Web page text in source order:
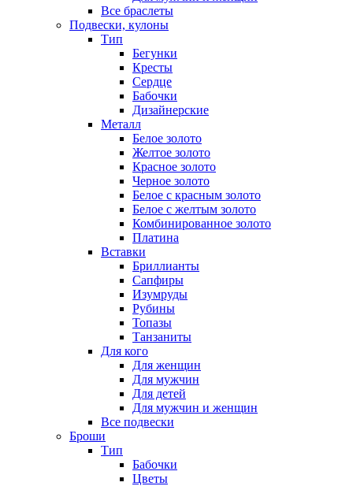
Все браслеты
Подвески, кулоны
Тип
Бегунки
Кресты
Сердце
Бабочки
Дизайнерские
Металл
Белое золото
Желтое золото
Красное золото
Черное золото
Белое с красным золото
Белое с желтым золото
Комбинированное золото
Платина
Вставки
Бриллианты
Сапфиры
Изумруды
Рубины
Топазы
Танзаниты
Для кого
Для женщин
Для мужчин
Для детей
Для мужчин и женщин
Все подвески
Броши
Тип
Бабочки
Цветы